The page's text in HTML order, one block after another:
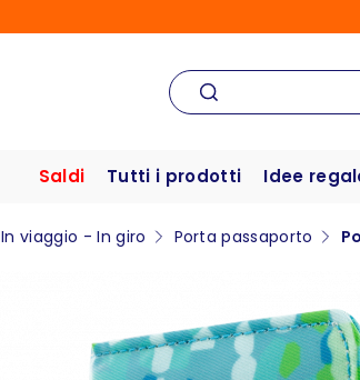
Saldi Tutti i prodotti Idee
In viaggio - In giro Porta passaporto